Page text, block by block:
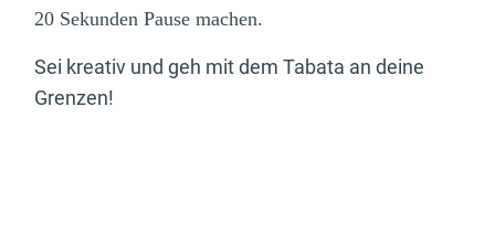
20 Sekunden Pause machen.
Sei kreativ und geh mit dem Tabata an deine
Grenzen!